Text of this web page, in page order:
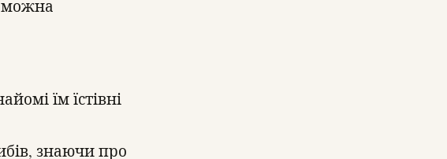
можна
їм їстівні
знаючи про